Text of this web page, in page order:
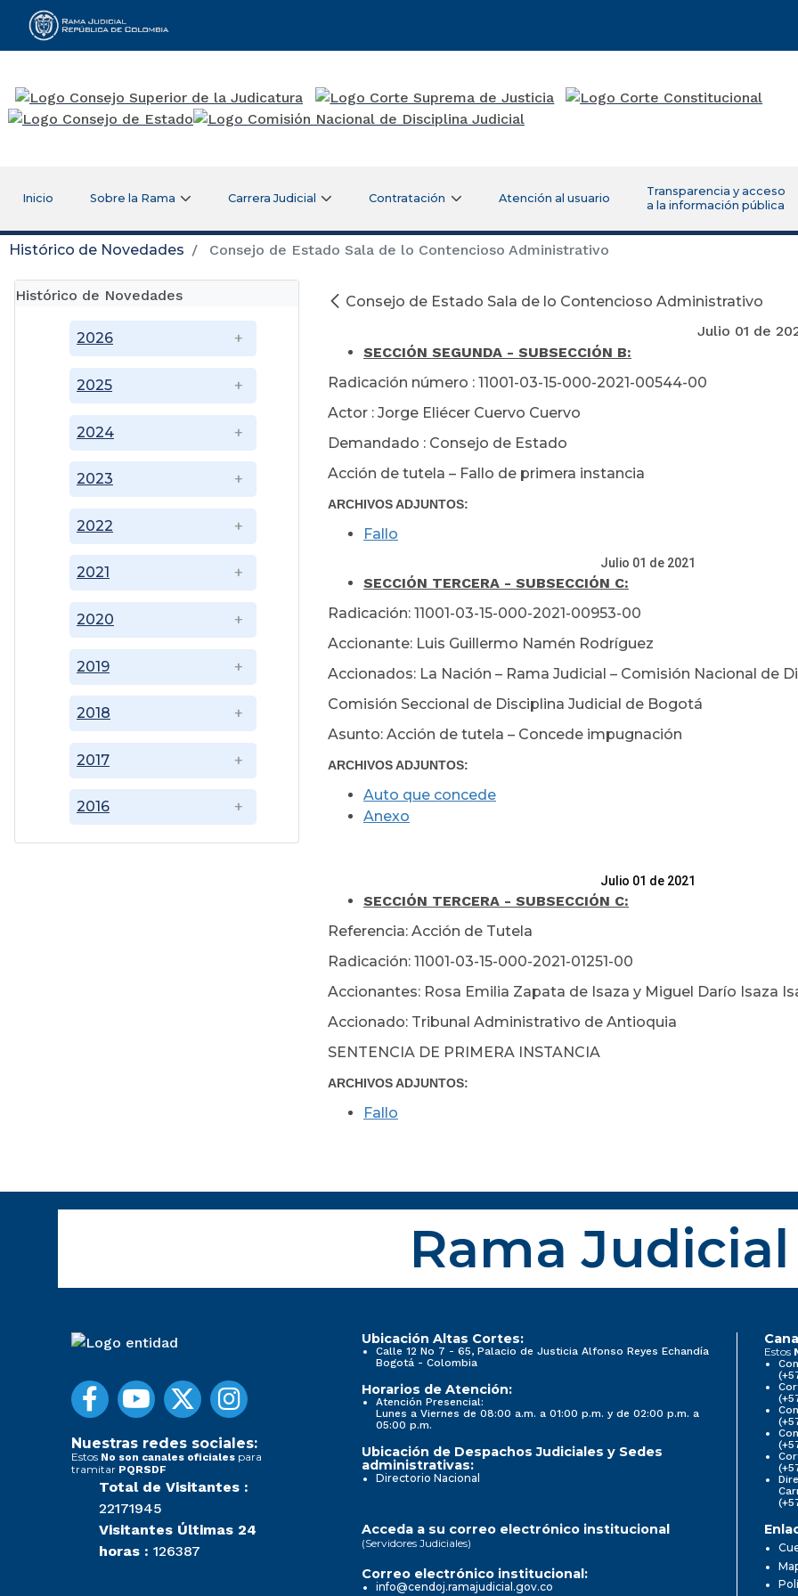
Rama Judicial
Inicio Sobre la Rama Carrera Judicial Contratación Atención al usuario
Transparencia y acceso
a la información pública
Histórico de Novedades Consejo de Estado Sala de lo Contencioso Administrativo
Histórico de Novedades
2016
2017
2018
2019
2020
2021
2022
2023
2024
2025
2026
Consejo de Estado Sala de lo Contencioso Administrativo
Julio 01 de
SECCIÓN SEGUNDA - SUBSECCIÓN B:
Radicación número : 11001-03-15-000-2021-00544-00
Actor : Jorge Eliécer Cuervo Cuervo
Demandado : Consejo de Estado
Acción de tutela – Fallo de primera instancia
ARCHIVOS ADJUNTOS:
Fallo
Julio 01 de 2021
SECCIÓN TERCERA - SUBSECCIÓN C:
Radicación: 11001-03-15-000-2021-00953-00
Accionante: Luis Guillermo Namén Rodríguez
Accionados: La Nación – Rama Judicial – Comisión Nacional de
Comisión Seccional de Disciplina Judicial de Bogotá
Asunto: Acción de tutela – Concede impugnación
ARCHIVOS ADJUNTOS:
Auto que concede
Anexo
Julio 01 de 2021
SECCIÓN TERCERA - SUBSECCIÓN C:
Referencia: Acción de Tutela
Radicación: 11001-03-15-000-2021-01251-00
Accionantes: Rosa Emilia Zapata de Isaza y Miguel Darío Isaza
Accionado: Tribunal Administrativo de Antioquia
SENTENCIA DE PRIMERA INSTANCIA
ARCHIVOS ADJUNTOS:
Fallo
Rama Judicial
Nuestras redes sociales:
Estos No son canales oficiales para
tramitar PQRSDF
Total de Visitantes :
22171945
Visitantes Últimas 24
horas : 126387
Ubicación Altas Cortes:
Calle 12 No 7 - 65, Palacio de Justicia Alfonso Reyes Echandía
Bogotá - Colombia
Horarios de Atención:
Atención Presencial:
Lunes a Viernes de 08:00 a.m. a 01:00 p.m. y de 02:00 p.m. a
05:00 p.m.
Ubicación de Despachos Judiciales y Sedes
administrativas:
Directorio Nacional
Estos
Acceda a su correo electrónico institucional
(Servidores Judiciales)
Correo electrónico institucional:
info@cendoj.ramajudicial.gov.co